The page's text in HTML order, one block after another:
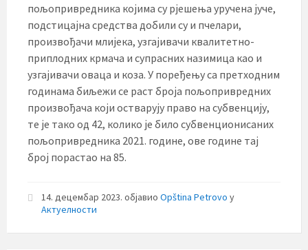
пољопривредника којима су рјешења уручена јуче,
подстицајна средства добили су и пчелари,
произвођачи млијека, узгајивачи квалитетно-
приплодних крмача и супрасних назимица као и
узгајивачи оваца и коза. У поређењу са претходним
годинама биљежи се раст броја пољопривредних
произвођача који остварују право на субвенцију,
те је тако од 42, колико је било субвенционисаних
пољопривредника 2021. године, ове године тај
број порастао на 85.
14. децембар 2023. објавио Opština Petrovo у
Актуелности